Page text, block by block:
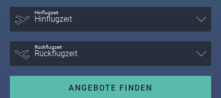
ANGEBOTE FINDEN
Hinflugzeit
Rückflugzeit